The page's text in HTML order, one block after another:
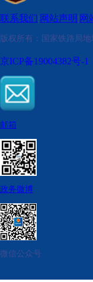
联系我们 网站声明 网
版权所有：国家铁路局地
京ICP备19004382号-1
邮箱
政务微博
微信公众号